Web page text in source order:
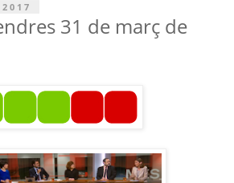
31 de març de